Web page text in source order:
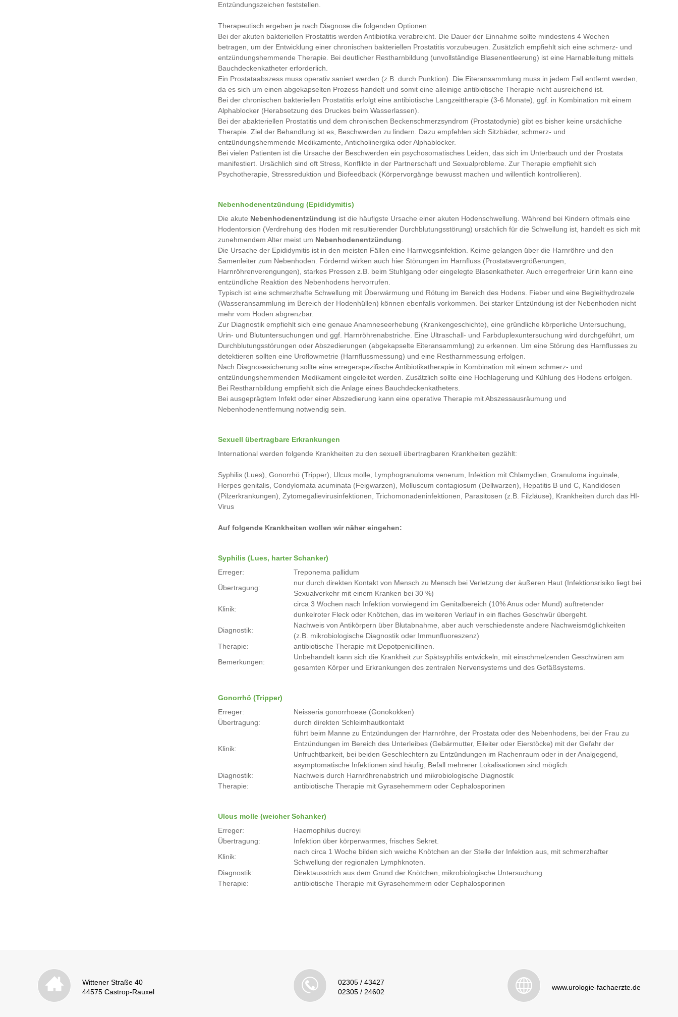
Entzündungszeichen feststellen.
Therapeutisch ergeben je nach Diagnose die folgenden Optionen:
Bei der akuten bakteriellen Prostatitis werden Antibiotika verabreicht. Die Dauer der Einnahme sollte mindestens 4 Wochen
betragen, um der Entwicklung einer chronischen bakteriellen Prostatitis vorzubeugen. Zusätzlich empfiehlt sich eine schmerz- und
entzündungshemmende Therapie. Bei deutlicher Restharnbildung (unvollständige Blasenentleerung) ist eine Harnableitung mittels
Bauchdeckenkatheter erforderlich.
Ein Prostataabszess muss operativ saniert werden (z.B. durch Punktion). Die Eiteransammlung muss in jedem Fall entfernt werden,
da es sich um einen abgekapselten Prozess handelt und somit eine alleinige antibiotische Therapie nicht ausreichend ist.
Bei der chronischen bakteriellen Prostatitis erfolgt eine antibiotische Langzeittherapie (3-6 Monate), ggf. in Kombination mit einem
Alphablocker (Herabsetzung des Druckes beim Wasserlassen).
Bei der abakteriellen Prostatitis und dem chronischen Beckenschmerzsyndrom (Prostatodynie) gibt es bisher keine ursächliche
Therapie. Ziel der Behandlung ist es, Beschwerden zu lindern. Dazu empfehlen sich Sitzbäder, schmerz- und
entzündungshemmende Medikamente, Anticholinergika oder Alphablocker.
Bei vielen Patienten ist die Ursache der Beschwerden ein psychosomatisches Leiden, das sich im Unterbauch und der Prostata
manifestiert. Ursächlich sind oft Stress, Konflikte in der Partnerschaft und Sexualprobleme. Zur Therapie empfiehlt sich
Psychotherapie, Stressreduktion und Biofeedback (Körpervorgänge bewusst machen und willentlich kontrollieren).
Nebenhodenentzündung (Epididymitis)
Die akute Nebenhodenentzündung ist die häufigste Ursache einer akuten Hodenschwellung. Während bei Kindern oftmals eine
Hodentorsion (Verdrehung des Hoden mit resultierender Durchblutungsstörung) ursächlich für die Schwellung ist, handelt es sich mit
zunehmendem Alter meist um Nebenhodenentzündung
Die Ursache der Epididymitis ist in den meisten Fällen eine Harnwegsinfektion. Keime gelangen über die Harnröhre und den
Samenleiter zum Nebenhoden. Fördernd wirken auch hier Störungen im Harnfluss (Prostatavergrößerungen,
Harnröhrenverengungen), starkes Pressen z.B. beim Stuhlgang oder eingelegte Blasenkatheter. Auch erregerfreier Urin kann eine
entzündliche Reaktion des Nebenhodens hervorrufen.
Typisch ist eine schmerzhafte Schwellung mit Überwärmung und Rötung im Bereich des Hodens. Fieber und eine Begleithydrozele
(Wasseransammlung im Bereich der Hodenhüllen) können ebenfalls vorkommen. Bei starker Entzündung ist der Nebenhoden nicht
mehr vom Hoden abgrenzbar.
Zur Diagnostik empfiehlt sich eine genaue Anamneseerhebung (Krankengeschichte), eine gründliche körperliche Untersuchung,
Urin- und Blutuntersuchungen und ggf. Harnröhrenabstriche. Eine Ultraschall- und Farbduplexuntersuchung wird durchgeführt, um
Durchblutungsstörungen oder Abszedierungen (abgekapselte Eiteransammlung) zu erkennen. Um eine Störung des Harnflusses zu
detektieren sollten eine Uroflowmetrie (Harnflussmessung) und eine Restharnmessung erfolgen.
Nach Diagnosesicherung sollte eine erregerspezifische Antibiotikatherapie in Kombination mit einem schmerz- und
entzündungshemmenden Medikament eingeleitet werden. Zusätzlich sollte eine Hochlagerung und Kühlung des Hodens erfolgen.
Bei Restharnbildung empfiehlt sich die Anlage eines Bauchdeckenkatheters.
Bei ausgeprägtem Infekt oder einer Abszedierung kann eine operative Therapie mit Abszessausräumung und
Nebenhodenentfernung notwendig sein.
Sexuell übertragbare Erkrankungen
International werden folgende Krankheiten zu den sexuell übertragbaren Krankheiten gezählt:
Syphilis (Lues), Gonorrhö (Tripper), Ulcus molle, Lymphogranuloma venerum, Infektion mit Chlamydien, Granuloma inguinale,
Herpes genitalis, Condylomata acuminata (Feigwarzen), Molluscum contagiosum (Dellwarzen), Hepatitis B und C, Kandidosen
(Pilzerkrankungen), Zytomegalievirusinfektionen, Trichomonadeninfektionen, Parasitosen (z.B. Filzläuse), Krankheiten durch das HI-
Virus
Auf folgende Krankheiten wollen wir näher eingehen:
Syphilis (Lues, harter Schanker)
Erreger:
Treponema pallidum
Übertragung:
nur durch direkten Kontakt von Mensch zu Mensch bei Verletzung der äußeren Haut (Infektionsrisiko liegt bei
Sexualverkehr mit einem Kranken bei 30 %)
Klinik:
circa 3 Wochen nach Infektion vorwiegend im Genitalbereich (10% Anus oder Mund) auftretender
dunkelroter Fleck oder Knötchen, das im weiteren Verlauf in ein flaches Geschwür übergeht.
Diagnostik:
Nachweis von Antikörpern über Blutabnahme, aber auch verschiedenste andere Nachweismöglichkeiten
(z.B. mikrobiologische Diagnostik oder Immunfluoreszenz)
Therapie:
antibiotische Therapie mit Depotpenicillinen.
Bemerkungen:
Unbehandelt kann sich die Krankheit zur Spätsyphilis entwickeln, mit einschmelzenden Geschwüren am
gesamten Körper und Erkrankungen des zentralen Nervensystems und des Gefäßsystems.
Gonorrhö (Tripper)
Erreger:
Neisseria gonorrhoeae (Gonokokken)
Übertragung:
durch direkten Schleimhautkontakt
Klinik:
führt beim Manne zu Entzündungen der Harnröhre, der Prostata oder des Nebenhodens, bei der Frau zu
Entzündungen im Bereich des Unterleibes (Gebärmutter, Eileiter oder Eierstöcke) mit der Gefahr der
Unfruchtbarkeit, bei beiden Geschlechtern zu Entzündungen im Rachenraum oder in der Analgegend,
asymptomatische Infektionen sind häufig, Befall mehrerer Lokalisationen sind möglich.
Diagnostik:
Nachweis durch Harnröhrenabstrich und mikrobiologische Diagnostik
Therapie:
antibiotische Therapie mit Gyrasehemmern oder Cephalosporinen
Ulcus molle (weicher Schanker)
Erreger:
Haemophilus ducreyi
Übertragung:
Infektion über körperwarmes, frisches Sekret.
Klinik:
nach circa 1 Woche bilden sich weiche Knötchen an der Stelle der Infektion aus, mit schmerzhafter
Schwellung der regionalen Lymphknoten.
Diagnostik:
Direktausstrich aus dem Grund der Knötchen, mikrobiologische Untersuchung
Therapie:
antibiotische Therapie mit Gyrasehemmern oder Cephalosporinen
Wittener Straße 40
44575 Castrop-Rauxel
02305 / 43427
02305 / 24602
www.urologie-fachaerzte.de